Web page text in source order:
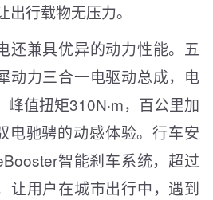
行载物无压力。
还兼具优异的动力性能。五
动力三合一电驱动总成，电
值扭矩310N·m，百公里加
电驰骋的动感体验。行车安
智能刹车系统，超过
让用户在城市出行中，遇到